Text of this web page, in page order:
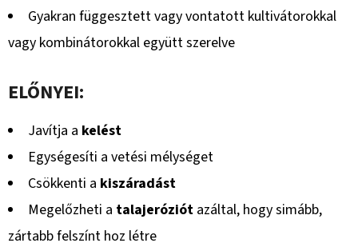
Gyakran függesztett vagy vontatott kultivátorokkal
vagy kombinátorokkal együtt szerelve
ELŐNYEI:
Javítja a kelést
Egységesíti a vetési mélységet
Csökkenti a kiszáradást
Megelőzheti a talajeróziót azáltal, hogy simább,
zártabb felszínt hoz létre